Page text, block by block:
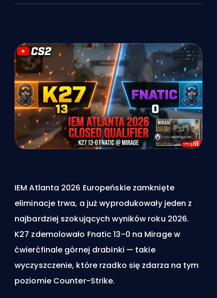
IEM Atlanta 2026 Europeńskie zamknięte
eliminacje trwa, a już wyprodukowały jeden z
najbardziej szokujących wyników roku 2026.
K27 zdemolowało Fnatic 13-0 na Mirage w
ćwierćfinale górnej drabinki — takie
wyczyszczenie, które rzadko się zdarza na tym
poziomie Counter-Strike.